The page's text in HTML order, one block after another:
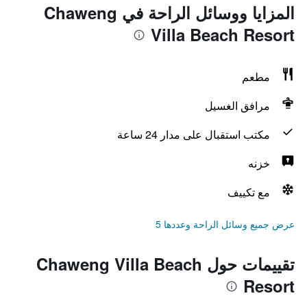
المزايا ووسائل الراحة في Chaweng
Villa Beach Resort
مطعم
مرافق الغسيل
مكتب استقبال على مدار 24 ساعة
خزنه
مع تكييف
عرض جميع وسائل الراحة وعددها 5
تقييمات حول Chaweng Villa Beach
Resort